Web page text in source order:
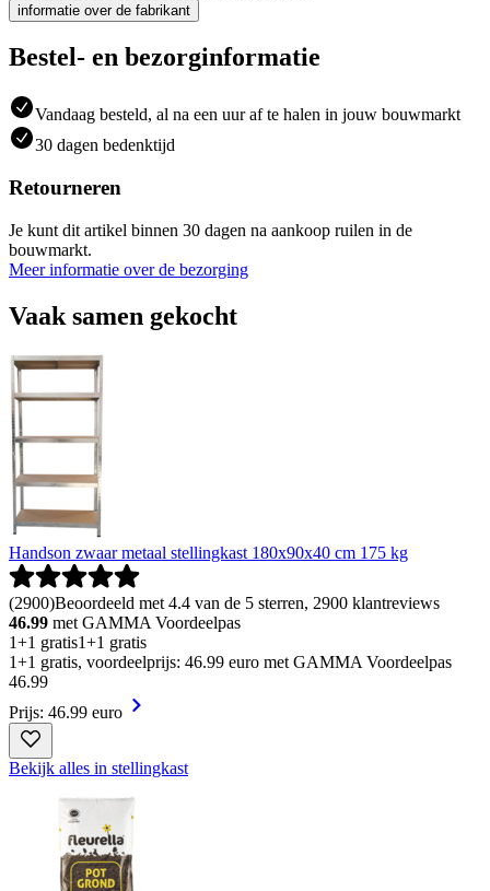
informatie over de fabrikant
Bestel- en bezorginformatie
Vandaag besteld, al na een uur af te halen in jouw bouwmarkt
30 dagen bedenktijd
Retourneren
Je kunt dit artikel binnen 30 dagen na aankoop ruilen in de
bouwmarkt.
Meer informatie over de bezorging
Vaak samen gekocht
Handson zwaar metaal stellingkast 180x90x40 cm 175 kg
(2900)Beoordeeld met 4.4 van de 5 sterren, 2900 klantreviews
46.99 met GAMMA Voordeelpas
1+1 gratis1+1 gratis
1+1 gratis, voordeelprijs: 46.99 euro met GAMMA Voordeelpas
46.99
Prijs: 46.99 euro
Bekijk alles in stellingkast